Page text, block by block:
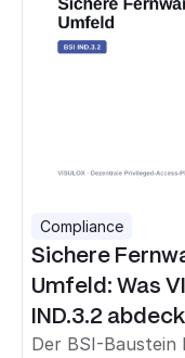
Compliance
Sichere
Umfeld: Was
IND.3.2
Der BSI-Baustein